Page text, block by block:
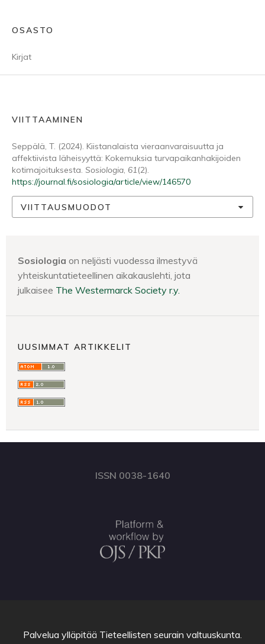
OSASTO
Kirjat
VIITTAAMINEN
Seppälä, T. (2024). Kiistanalaista vieraanvaraisuutta ja
affektiivista läheisyyttä: Kokemuksia turvapaikanhakijoiden
kotimajoituksesta. Sosiologia, 61(2).
https://journal.fi/sosiologia/article/view/146570
VIITTAUSMUODOT
Sosiologia on neljästi vuodessa ilmestyvä
yhteiskuntatieteellinen aikakauslehti, jota
julkaisee The Westermarck Society r.y.
UUSIMMAT ARTIKKELIT
ISSN 0038-1640
Palvelua ylläpitää Tieteellisten seurain valtuuskunta.